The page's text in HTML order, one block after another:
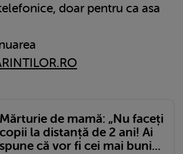
doar pentru ca asa
Mărturie de mamă: „Nu faceți
copii la distanță de 2 ani! Ai
spune că vor fi cei mai buni...